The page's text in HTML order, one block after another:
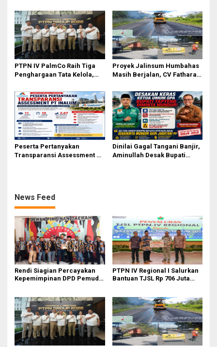
kepada Josef Sembiring
Berkelanjutan
PTPN IV PalmCo Raih Tiga
Penghargaan Tata Kelola,
dan Efisiensi
Proyek Jalinsum Humbahas
Masih Berjalan, CV Fathara
Finishing Ulang
Peserta Pertanyakan
Transparansi Assessment PT
Dinilai Gagal Tangani Banjir,
Aminullah Desak Bupati
News Feed
Rendi Siagian Percayakan
Kepemimpinan DPD Pemuda
PTPN IV Regional I Salurkan
Bantuan TJSL Rp 706 Juta